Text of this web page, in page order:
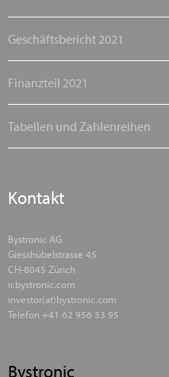
Geschäftsbericht 2021
Finanzteil 2021
Tabellen und Zahlenreihen
Kontakt
Bystronic AG
Giesshübelstrasse 45
CH-8045 Zürich
ir.bystronic.com
investor(at)bystronic.com
Telefon +41 62 956 33 95
Bystronic